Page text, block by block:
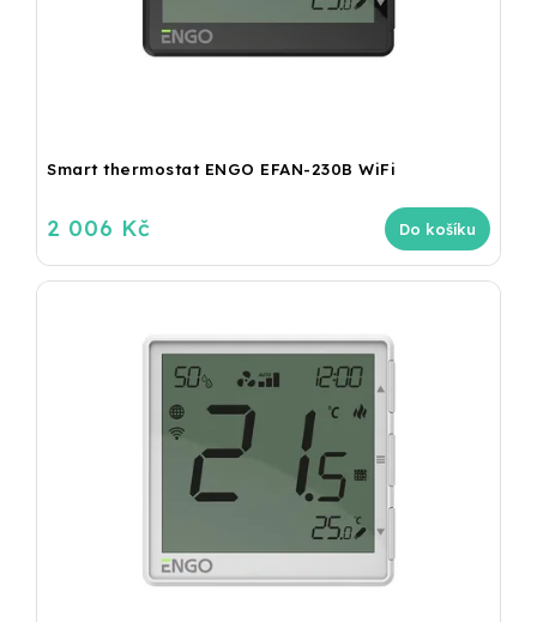
Smart thermostat ENGO EFAN-230B WiFi
2 006 Kč Do košíku